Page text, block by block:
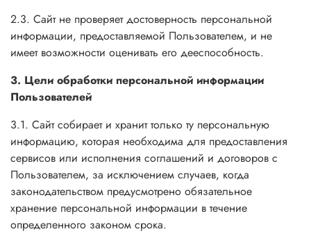
2.3. Сайт не проверяет достоверность персональной
информации, предоставляемой Пользователем, и не
имеет возможности оценивать его дееспособность.
3. Цели обработки персональной информации
Пользователей
3.1. Сайт собирает и хранит только ту персональную
информацию, которая необходима для предоставления
сервисов или исполнения соглашений и договоров с
Пользователем, за исключением случаев, когда
законодательством предусмотрено обязательное
хранение персональной информации в течение
определенного законом срока.